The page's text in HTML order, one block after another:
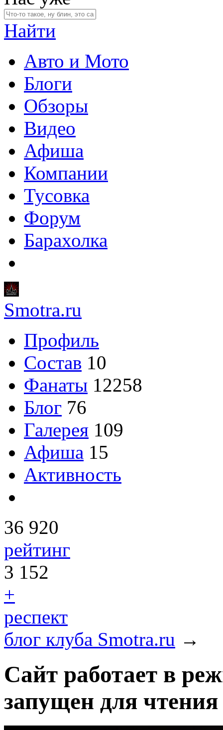
Найти
Авто и Мото
Блоги
Обзоры
Видео
Афиша
Компании
Тусовка
Форум
Барахолка
Smotra.ru
Профиль
Состав 10
Фанаты 12258
Блог 76
Галерея 109
Афиша 15
Активность
36 920
рейтинг
3 152
+
респект
блог клуба Smotra.ru →
Сайт работает в
запущен для чтения